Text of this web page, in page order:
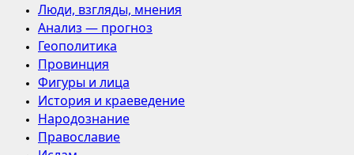
Люди, взгляды, мнения
Анализ — прогноз
Геополитика
Провинция
Фигуры и лица
История и краеведение
Народознание
Православие